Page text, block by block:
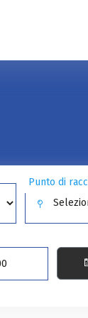
Punto di